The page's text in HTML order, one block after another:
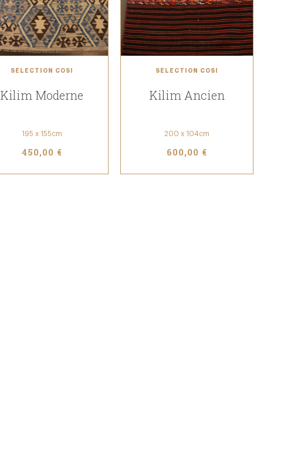
SÉLECTION COSI
Kilim Moderne
195 x 155cm
450,00 €
SÉLECTION COSI
Kilim Ancien
200 x 104cm
600,00 €